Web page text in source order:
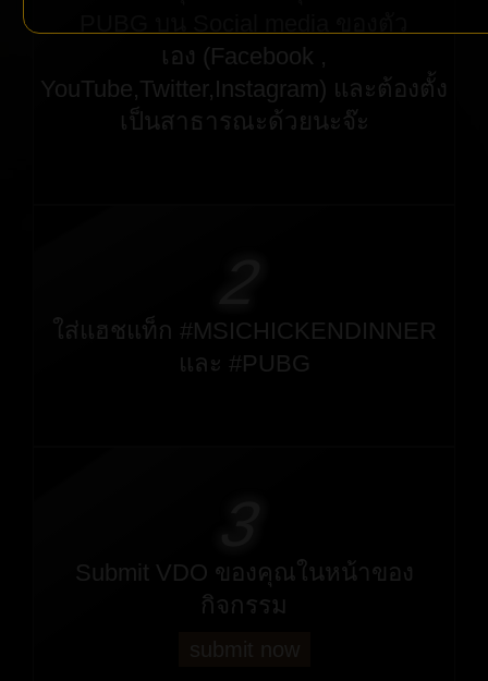
เอง (Facebook ,
YouTube,Twitter,Instagram) และต้องตั้ง
เป็นสาธารณะด้วยนะจ๊ะ
ใส่แฮชแท็ก #MSICHICKENDINNER
และ #PUBG
Submit VDO ของคุณในหน้าของ
กิจกรรม